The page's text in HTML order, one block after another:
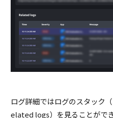
ログ詳細ではログのスタック（
elated logs）を見ることがで